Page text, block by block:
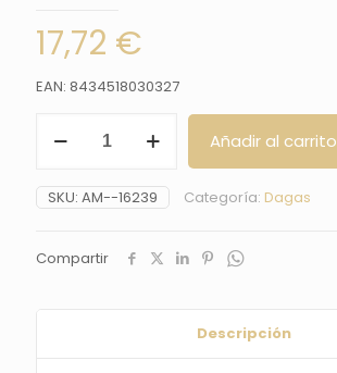
17,72 €
EAN: 8434518030327
16239
el
pomo
guarda
Añadir al carrito
SKU: AM--16239 Categoría: Dagas
Compartir
Descripción